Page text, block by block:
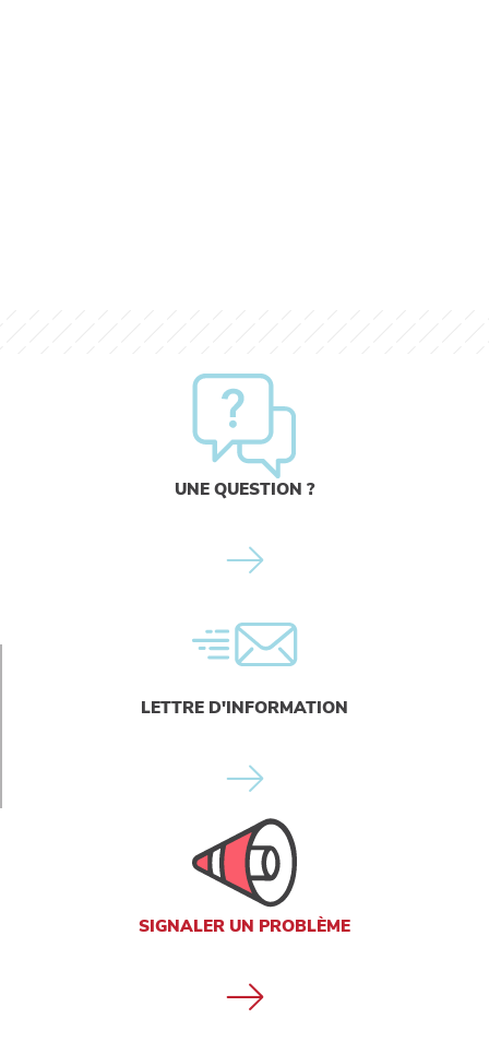
UNE QUESTION ?
LETTRE D'INFORMATION
SIGNALER UN PROBLÈME